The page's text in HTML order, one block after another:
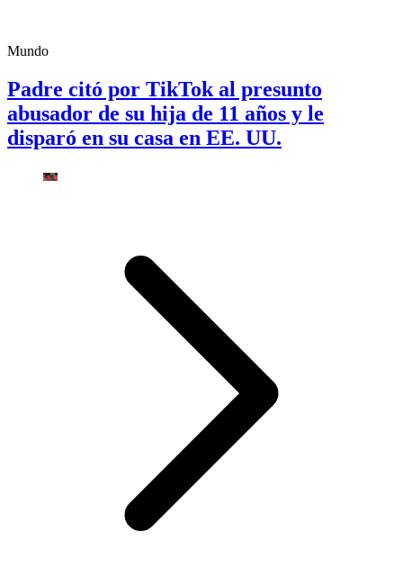
Mundo
Padre citó por TikTok al presunto
abusador de su hija de 11 años y le
disparó en su casa en EE. UU.